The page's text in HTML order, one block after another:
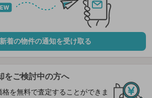
新着の物件の通知を受け取る
をご検討中の方へ
を無料で査定することができま